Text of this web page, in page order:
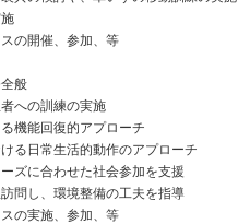
の開催、参加、等
般
への訓練の実施
機能回復的アプローチ
ける日常生活的動作のアプローチ
ーズに合わせた社会参加を支援
訪問し、環境整備の工夫を指導
の実施、参加、等